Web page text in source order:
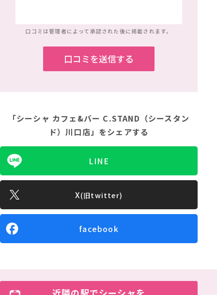
口コミは管理者によって承認された後に掲載されます。
「シーシャ カフェ&バー C.STAND（シースタン
ド）川口店」 をシェアする
LINE
X(旧twitter)
facebook